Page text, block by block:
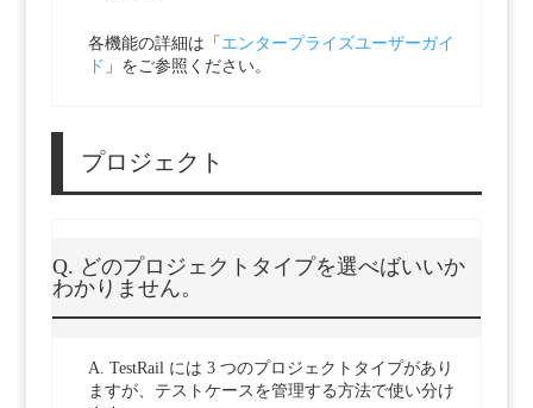
各機能の詳細は「 エンタープライズユーザーガイ
ド 」をご参照ください。
プロジェクト
Q. どのプロジェクトタイプを選べばいいか
わかりません。
A. TestRail には 3 つのプロジェクトタイプがあり
ますが、テストケースを管理する方法で使い分け